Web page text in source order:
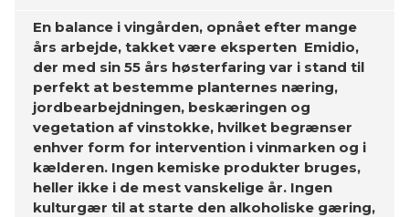
En balance i vingården, opnået efter mange
års arbejde, takket være eksperten Emidio,
der med sin 55 års høsterfaring var i stand til
perfekt at bestemme planternes næring,
jordbearbejdningen, beskæringen og
vegetation af vinstokke, hvilket begrænser
enhver form for intervention i vinmarken og i
kælderen. Ingen kemiske produkter bruges,
heller ikke i de mest vanskelige år. Ingen
kulturgær til at starte den alkoholiske gæring,